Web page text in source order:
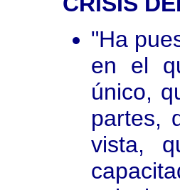
"Ha
en el
único,
partes,
vista,